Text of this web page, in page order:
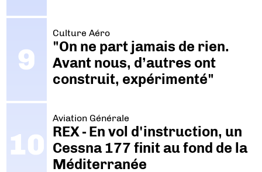
Culture Aéro
"On ne part jamais de rien.
Avant nous, d’autres ont
construit, expérimenté"
Aviation Générale
REX - En vol d'instruction, un
Cessna 177 finit au fond de la
Méditerranée